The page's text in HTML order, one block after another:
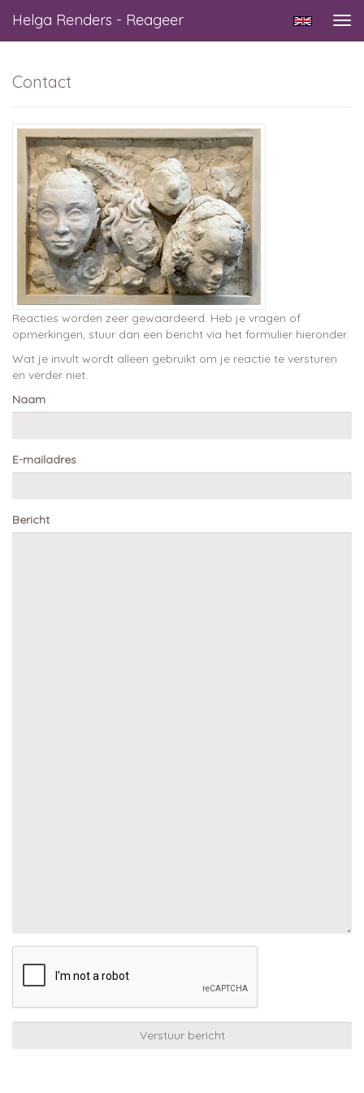
Helga Renders - Reageer
Contact
Reacties worden zeer gewaardeerd. Heb je vragen of
opmerkingen, stuur dan een bericht via het formulier hieronder.
Wat je invult wordt alleen gebruikt om je reactie te versturen
en verder niet.
Naam
E-mailadres
Bericht